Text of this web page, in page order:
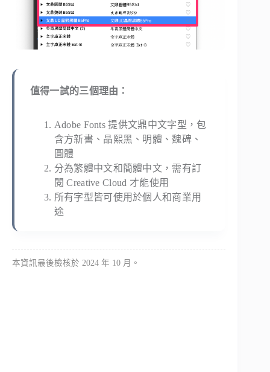
值得一試的三個理由：
Adobe Fonts 提供文鼎中文字型，包
含方新書、晶熙黑、明體、魏碑、
圓體
分為繁體中文和簡體中文，需有訂
閱 Creative Cloud 才能使用
所有字型皆可使用於個人和商業用
途
本資訊最後檢核於 2024 年 10 月。